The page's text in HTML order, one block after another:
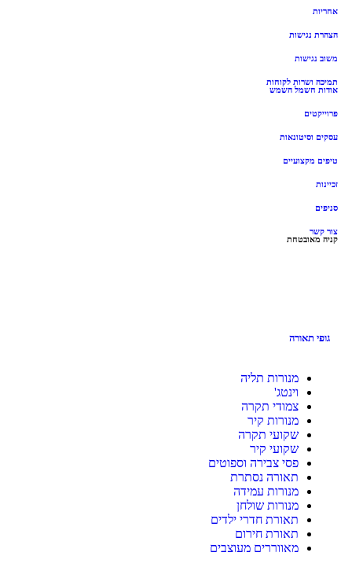
לקוחות
השמש
מנורות תליה
צמודי תקרה
מנורות קיר
שקועי תקרה
שקועי קיר
פסי צבירה וספוטים
תאורה נסתרת
מנורות עמידה
מנורות שולחן
תאורת חדרי ילדים
תאורת חירום
מאווררים מעוצבים